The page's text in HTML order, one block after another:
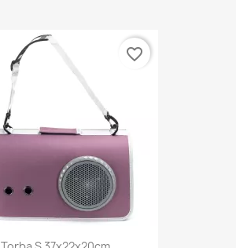
favorite_border